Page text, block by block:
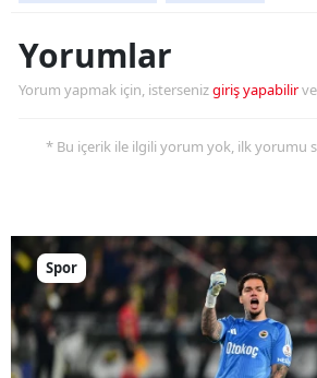
Yorumlar
Yorum yapmak için, istersenizgiriş yapabilir
* Bu içerik ile ilgili yorum yok, ilk yorumu
Spor